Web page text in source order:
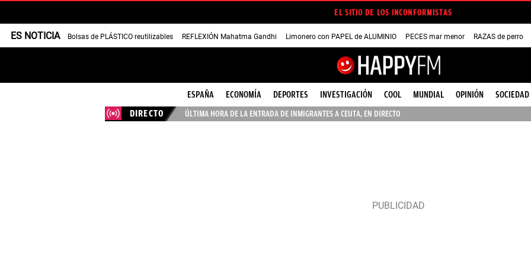
EL SITIO DE LOS INCONFORMISTAS
ES NOTICIA Bolsas de PLÁSTICO reutilizables REFLEXIÓN Mahatma Gandhi Limonero con PAPEL de ALUMINIO PECES mar menor RAZAS de perro
ESPAÑA ECONOMÍA DEPORTES INVESTIGACIÓN COOL MUNDIAL OPINIÓN SOCIEDAD
DIRECTO
ÚLTIMA HORA DE LA ENTRADA DE INMIGRANTES A CEUTA, EN DIRECTO